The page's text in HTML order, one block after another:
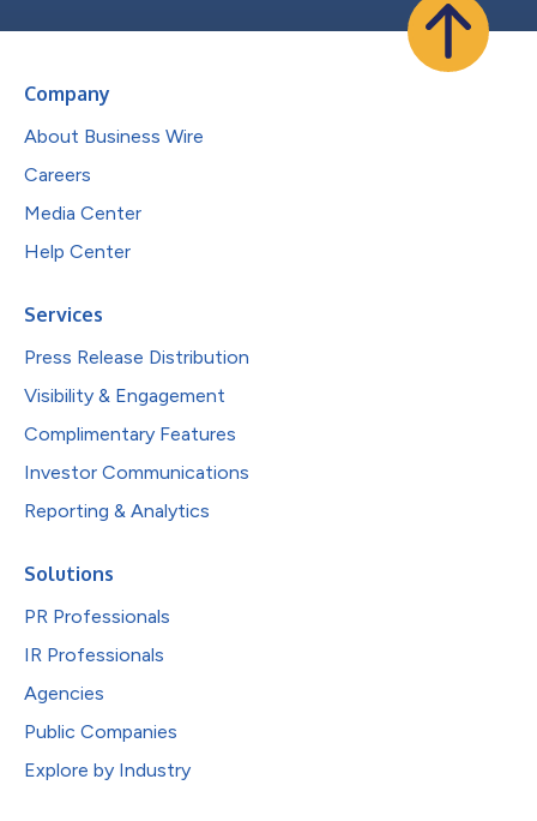
Company
About Business Wire
Careers
Media Center
Help Center
Services
Press Release Distribution
Visibility & Engagement
Complimentary Features
Investor Communications
Reporting & Analytics
Solutions
PR Professionals
IR Professionals
Agencies
Public Companies
Explore by Industry